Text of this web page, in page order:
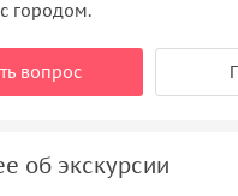
городом.
вопрос
об экскурсии